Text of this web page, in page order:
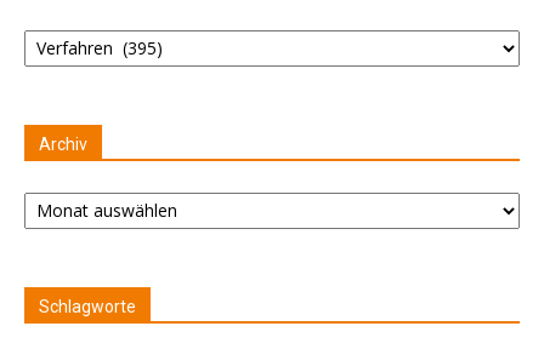
Kategorien
Archiv
Archiv
Schlagworte